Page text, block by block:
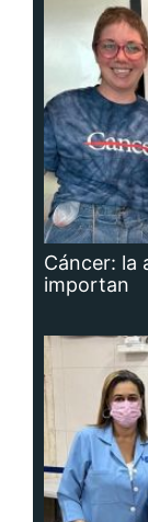
Cáncer: la
importan